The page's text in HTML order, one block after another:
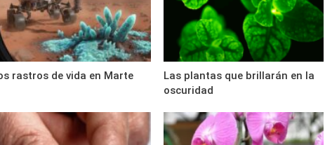
rastros de vida en Marte
Las plantas que brillarán en la
oscuridad